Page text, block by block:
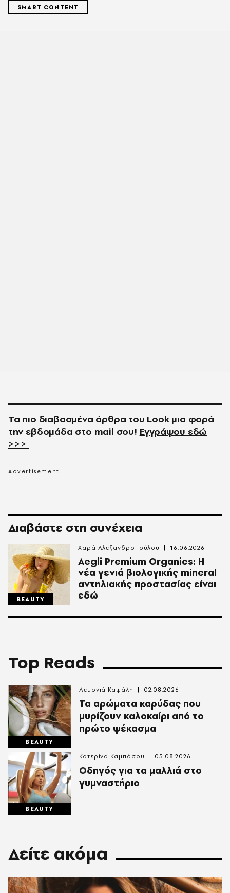
SMART CONTENT
Τα πιο διαβασμένα άρθρα του Look μια φορά
την εβδομάδα στο mail σου! Εγγράψου εδώ
>>>
Διαβάστε στη συνέχεια
BEAUTY
Aegli Premium Organics: Η
νέα γενιά βιολογικής mineral
αντηλιακής προστασίας είναι
εδώ
Χαρά Αλεξανδροπούλου 16.06.2026
Top Reads
BEAUTY
Τα αρώματα καρύδας που
μυρίζουν καλοκαίρι από το
πρώτο ψέκασμα
Λεμονιά Καψάλη 02.08.2026
BEAUTY
Οδηγός για τα μαλλιά στο
γυμναστήριο
Κατερίνα Καμπόσου 05.08.2026
Δείτε ακόμα